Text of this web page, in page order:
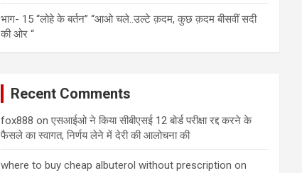
भाग- 15 “लोहे के बर्तन” “आओ चले..उल्टे क़दम, कुछ क़दम बीसवीं सदी
की ओर “
Recent Comments
fox888 onएसआईओ ने किया सीबीएसई 12 बोर्ड परीक्षा रद्द करने के
फैसले का स्वागत, निर्णय लेने में देरी की आलोचना की
where to buy cheap albuterol without prescription on